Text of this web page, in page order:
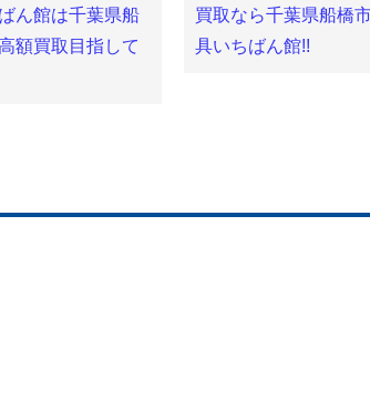
ん館は千葉県船
額買取目指して
買取なら千葉県船橋
具いちばん館!!